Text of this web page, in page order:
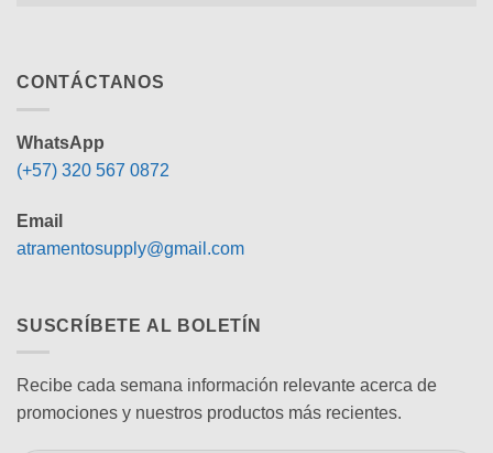
CONTÁCTANOS
WhatsApp
(+57) 320 567 0872
Email
atramentosupply@gmail.com
SUSCRÍBETE AL BOLETÍN
Recibe cada semana información relevante acerca de
promociones y nuestros productos más recientes.